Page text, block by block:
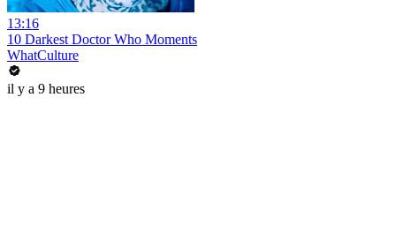
13:16
10 Darkest Doctor Who Moments
WhatCulture
il y a 9 heures